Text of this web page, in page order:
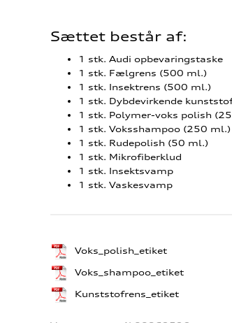
Sættet består af:
1 stk. Audi opbevaringstaske
1 stk. Fælgrens (500 ml.)
1 stk. Insektrens (500 ml.)
1 stk. Dybdevirkende
1 stk. Polymer-voks polish
1 stk. Voksshampoo (250 ml.)
1 stk. Rudepolish (50 ml.)
1 stk. Mikrofiberklud
1 stk. Insektsvamp
1 stk. Vaskesvamp
Voks_polish_etiket
Voks_shampoo_etiket
Kunststofrens_etiket